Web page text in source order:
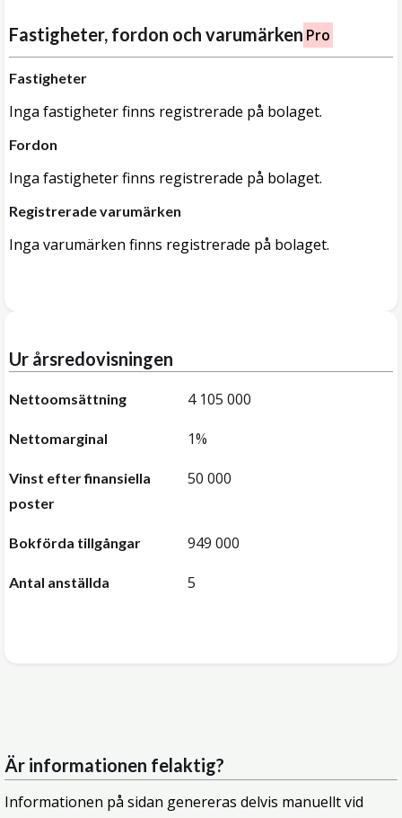
Fastigheter, fordon och varumärken Pro
Fastigheter
Inga fastigheter finns registrerade på bolaget.
Fordon
Inga fastigheter finns registrerade på bolaget.
Registrerade varumärken
Inga varumärken finns registrerade på bolaget.
Ur årsredovisningen
Nettoomsättning 4 105 000
Nettomarginal 1%
Vinst efter finansiella
poster
50 000
Bokförda tillgångar 949 000
Antal anställda 5
Är informationen felaktig?
Informationen på sidan genereras delvis manuellt vid